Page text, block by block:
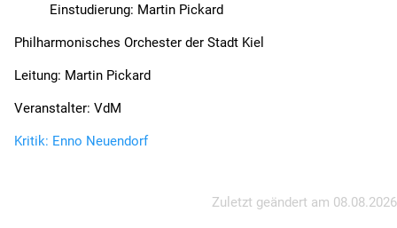
Einstudierung: Martin Pickard
Philharmonisches Orchester der Stadt Kiel
Leitung: Martin Pickard
Veranstalter: VdM
Kritik: Enno Neuendorf
Zuletzt geändert am 08.08.2026